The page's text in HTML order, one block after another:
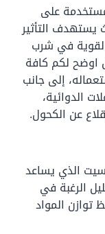
على
يستهدف التأثير
في شرب
اوضح لكم كافة
إلى جانب
الدوائية،
عن الكحول.
الذي يساعد
الرغبة في
توازن المواد